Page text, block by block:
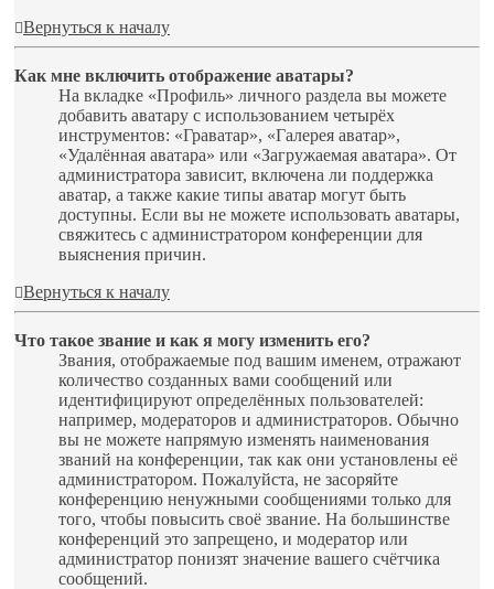
Вернуться к началу
Как мне включить отображение аватары?
На вкладке «Профиль» личного раздела вы можете
добавить аватару с использованием четырёх
инструментов: «Граватар», «Галерея аватар»,
«Удалённая аватара» или «Загружаемая аватара». От
администратора зависит, включена ли поддержка
аватар, а также какие типы аватар могут быть
доступны. Если вы не можете использовать аватары,
свяжитесь с администратором конференции для
выяснения причин.
Вернуться к началу
Что такое звание и как я могу изменить его?
Звания, отображаемые под вашим именем, отражают
количество созданных вами сообщений или
идентифицируют определённых пользователей:
например, модераторов и администраторов. Обычно
вы не можете напрямую изменять наименования
званий на конференции, так как они установлены её
администратором. Пожалуйста, не засоряйте
конференцию ненужными сообщениями только для
того, чтобы повысить своё звание. На большинстве
конференций это запрещено, и модератор или
администратор понизят значение вашего счётчика
сообщений.